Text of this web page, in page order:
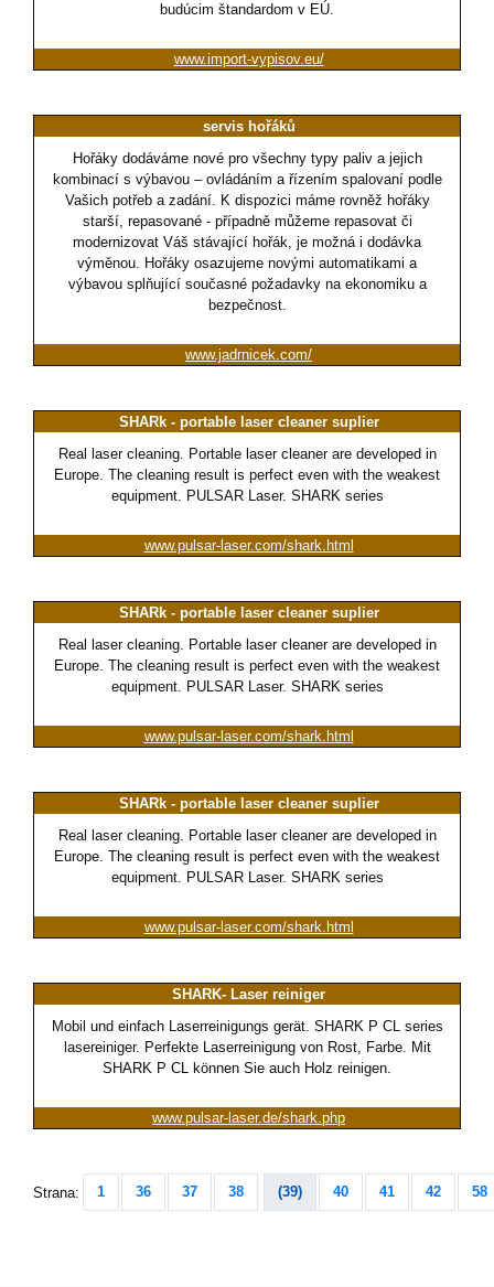
budúcim štandardom v EÚ.
www.import-vypisov.eu/
servis hořáků
Hořáky dodáváme nové pro všechny typy paliv a jejich
kombinací s výbavou – ovládáním a řízením spalovaní podle
Vašich potřeb a zadání. K dispozici máme rovněž hořáky
starší, repasované - případně můžeme repasovat či
modernizovat Váš stávající hořák, je možná i dodávka
výměnou. Hořáky osazujeme novými automatikami a
výbavou splňující současné požadavky na ekonomiku a
bezpečnost.
www.jadrnicek.com/
SHARk - portable laser cleaner suplier
Real laser cleaning. Portable laser cleaner are developed in
Europe. The cleaning result is perfect even with the weakest
equipment. PULSAR Laser. SHARK series
www.pulsar-laser.com/shark.html
SHARk - portable laser cleaner suplier
Real laser cleaning. Portable laser cleaner are developed in
Europe. The cleaning result is perfect even with the weakest
equipment. PULSAR Laser. SHARK series
www.pulsar-laser.com/shark.html
SHARk - portable laser cleaner suplier
Real laser cleaning. Portable laser cleaner are developed in
Europe. The cleaning result is perfect even with the weakest
equipment. PULSAR Laser. SHARK series
www.pulsar-laser.com/shark.html
SHARK- Laser reiniger
Mobil und einfach Laserreinigungs gerät. SHARK P CL series
lasereiniger. Perfekte Laserreinigung von Rost, Farbe. Mit
SHARK P CL können Sie auch Holz reinigen.
www.pulsar-laser.de/shark.php
Strana: 1 36 37 38 (39) 40 41 42 58